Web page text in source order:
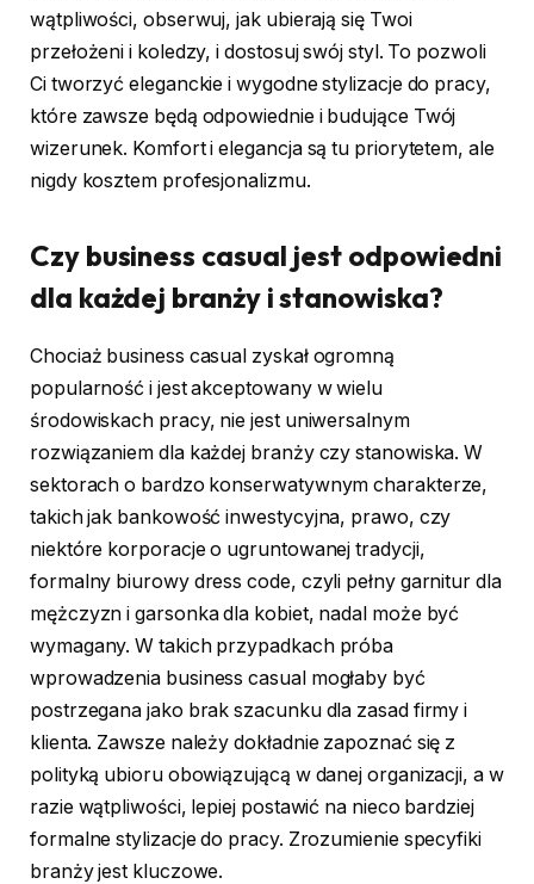
wątpliwości, obserwuj, jak ubierają się Twoi
przełożeni i koledzy, i dostosuj swój styl. To pozwoli
Ci tworzyć eleganckie i wygodne stylizacje do pracy,
które zawsze będą odpowiednie i budujące Twój
wizerunek. Komfort i elegancja są tu priorytetem, ale
nigdy kosztem profesjonalizmu.
Czy business casual jest odpowiedni
dla każdej branży i stanowiska?
Chociaż business casual zyskał ogromną
popularność i jest akceptowany w wielu
środowiskach pracy, nie jest uniwersalnym
rozwiązaniem dla każdej branży czy stanowiska. W
sektorach o bardzo konserwatywnym charakterze,
takich jak bankowość inwestycyjna, prawo, czy
niektóre korporacje o ugruntowanej tradycji,
formalny biurowy dress code, czyli pełny garnitur dla
mężczyzn i garsonka dla kobiet, nadal może być
wymagany. W takich przypadkach próba
wprowadzenia business casual mogłaby być
postrzegana jako brak szacunku dla zasad firmy i
klienta. Zawsze należy dokładnie zapoznać się z
polityką ubioru obowiązującą w danej organizacji, a w
razie wątpliwości, lepiej postawić na nieco bardziej
formalne stylizacje do pracy. Zrozumienie specyfiki
branży jest kluczowe.